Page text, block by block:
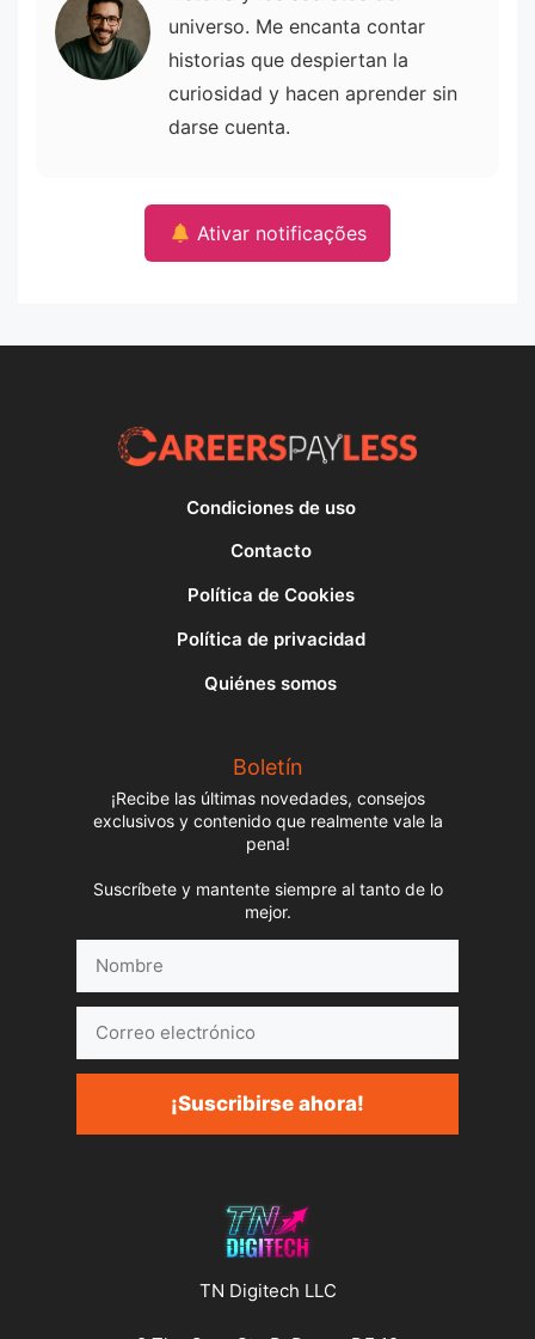
universo. Me encanta contar
historias que despiertan la
curiosidad y hacen aprender sin
darse cuenta.
Ativar notificações
Condiciones de uso
Contacto
Política de Cookies
Política de privacidad
Quiénes somos
Boletín
¡Recibe las últimas novedades, consejos
exclusivos y contenido que realmente vale la
pena!
Suscríbete y mantente siempre al tanto de lo
mejor.
electrónico
¡Suscribirse ahora!
TN Digitech LLC